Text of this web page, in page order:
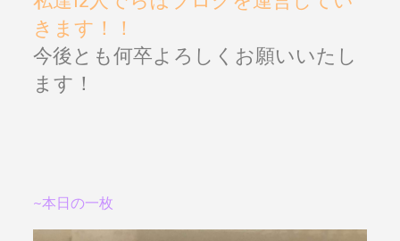
きます！！
今後とも何卒よろしくお願いいたし
ます！
~本日の一枚